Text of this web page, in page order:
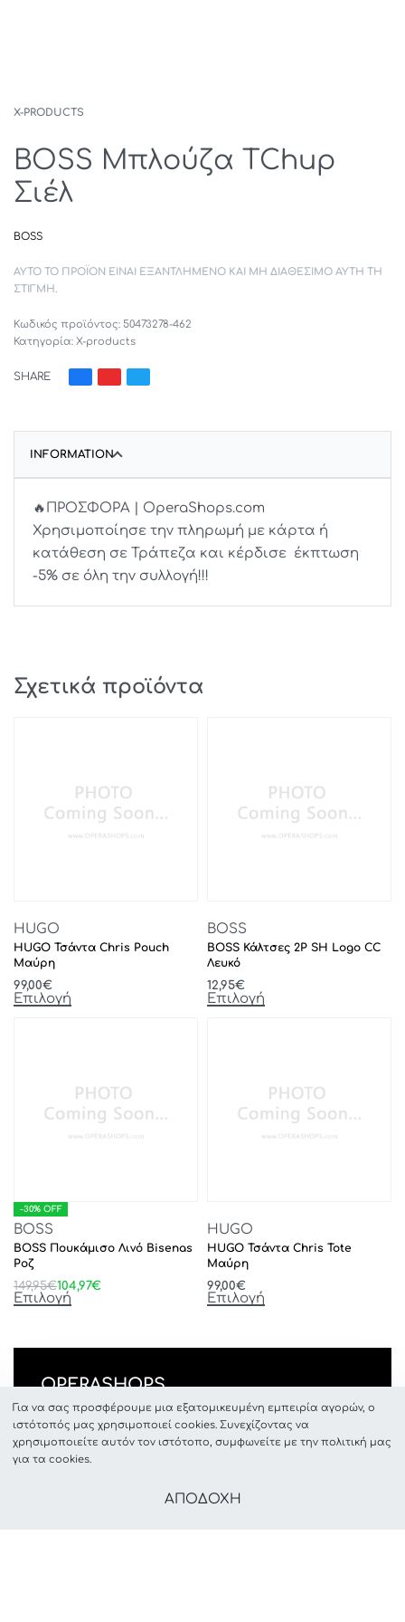
X-PRODUCTS
BOSS Μπλούζα TChup
Σιέλ
BOSS
ΑΥΤΌ ΤΟ ΠΡΟΪΌΝ ΕΊΝΑΙ ΕΞΑΝΤΛΗΜΈΝΟ ΚΑΙ ΜΗ ΔΙΑΘΈΣΙΜΟ ΑΥΤΉ ΤΗ
ΣΤΙΓΜΉ.
50473278-462
Κατηγορία: X-products
SHARE
INFORMATION
🔥ΠΡΟΣΦΟΡΑ | OperaShops.com
Χρησιμοποίησε την πληρωμή με κάρτα ή
κατάθεση σε Τράπεζα και κέρδισε έκπτωση
-5% σε όλη την συλλογή!!!
Σχετικά προϊόντα
HUGO
HUGO Τσάντα Chris Pouch
Μαύρη
99,00€
Επιλογή
BOSS
BOSS Κάλτσες 2P SH Logo CC
Λευκό
12,95€
Επιλογή
-30% OFF
BOSS
BOSS Πουκάμισο Λινό Bisenas
Ροζ
149,95€104,97€
Επιλογή
HUGO
HUGO Τσάντα Chris Tote
Μαύρη
99,00€
Επιλογή
OPERASHOPS
Γρ.Λαμπράκη 46, ΡΟΔΟΣ, GR-85131
info(@)operashops.com +30 2241033455
Για να σας προσφέρουμε μια εξατομικευμένη εμπειρία αγορών, ο
ιστότοπός μας χρησιμοποιεί cookies. Συνεχίζοντας να
χρησιμοποιείτε αυτόν τον ιστότοπο, συμφωνείτε με την πολιτική μας
για τα cookies.
ΑΠΟΔΟΧΗ